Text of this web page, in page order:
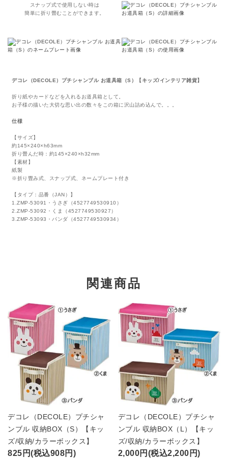
スナップ式で使用しない時は
簡単に折り畳むことができます。
デコレ（DECOLE）プチシャンブル お道具箱（S）【キッズ/インテリア雑貨】
折り紙やカードなどを入れるお道具箱として。
お子様の描いた大切な思い出の数々をこの箱に沢山詰め込んで。。。
仕様
【サイズ】
約145×240×h63mm
折り畳んだ時：約145×240×h32mm
【素材】
紙製
※折り畳み式、スナップ式、ネームプレート付き
【タイプ：品番（JAN）】
1.ZMP-53091・うさぎ（4527749530910）
2.ZMP-53092・くま（4527749530927）
3.ZMP-53093・パンダ（4527749530934）
関連商品
デコレ（DECOLE）プチシャ
ンブル 収納BOX（S）【キッ
ズ/収納/カラーボックス】
825円(税込908円)
デコレ（DECOLE）プチシャ
ンブル 収納BOX（L）【キッ
ズ/収納/カラーボックス】
2,000円(税込2,200円)